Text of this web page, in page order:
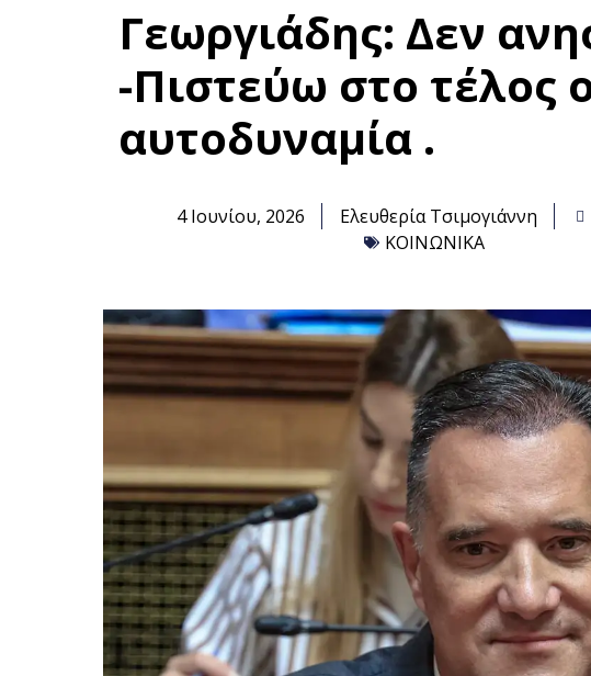
Γεωργιάδης: Δεν
-Πιστεύω στο τέλος
αυτοδυναμία .
4 Ιουνίου, 2026 Ελευθερία Τσιμογιάννη
ΚΟΙΝΩΝΙΚΑ